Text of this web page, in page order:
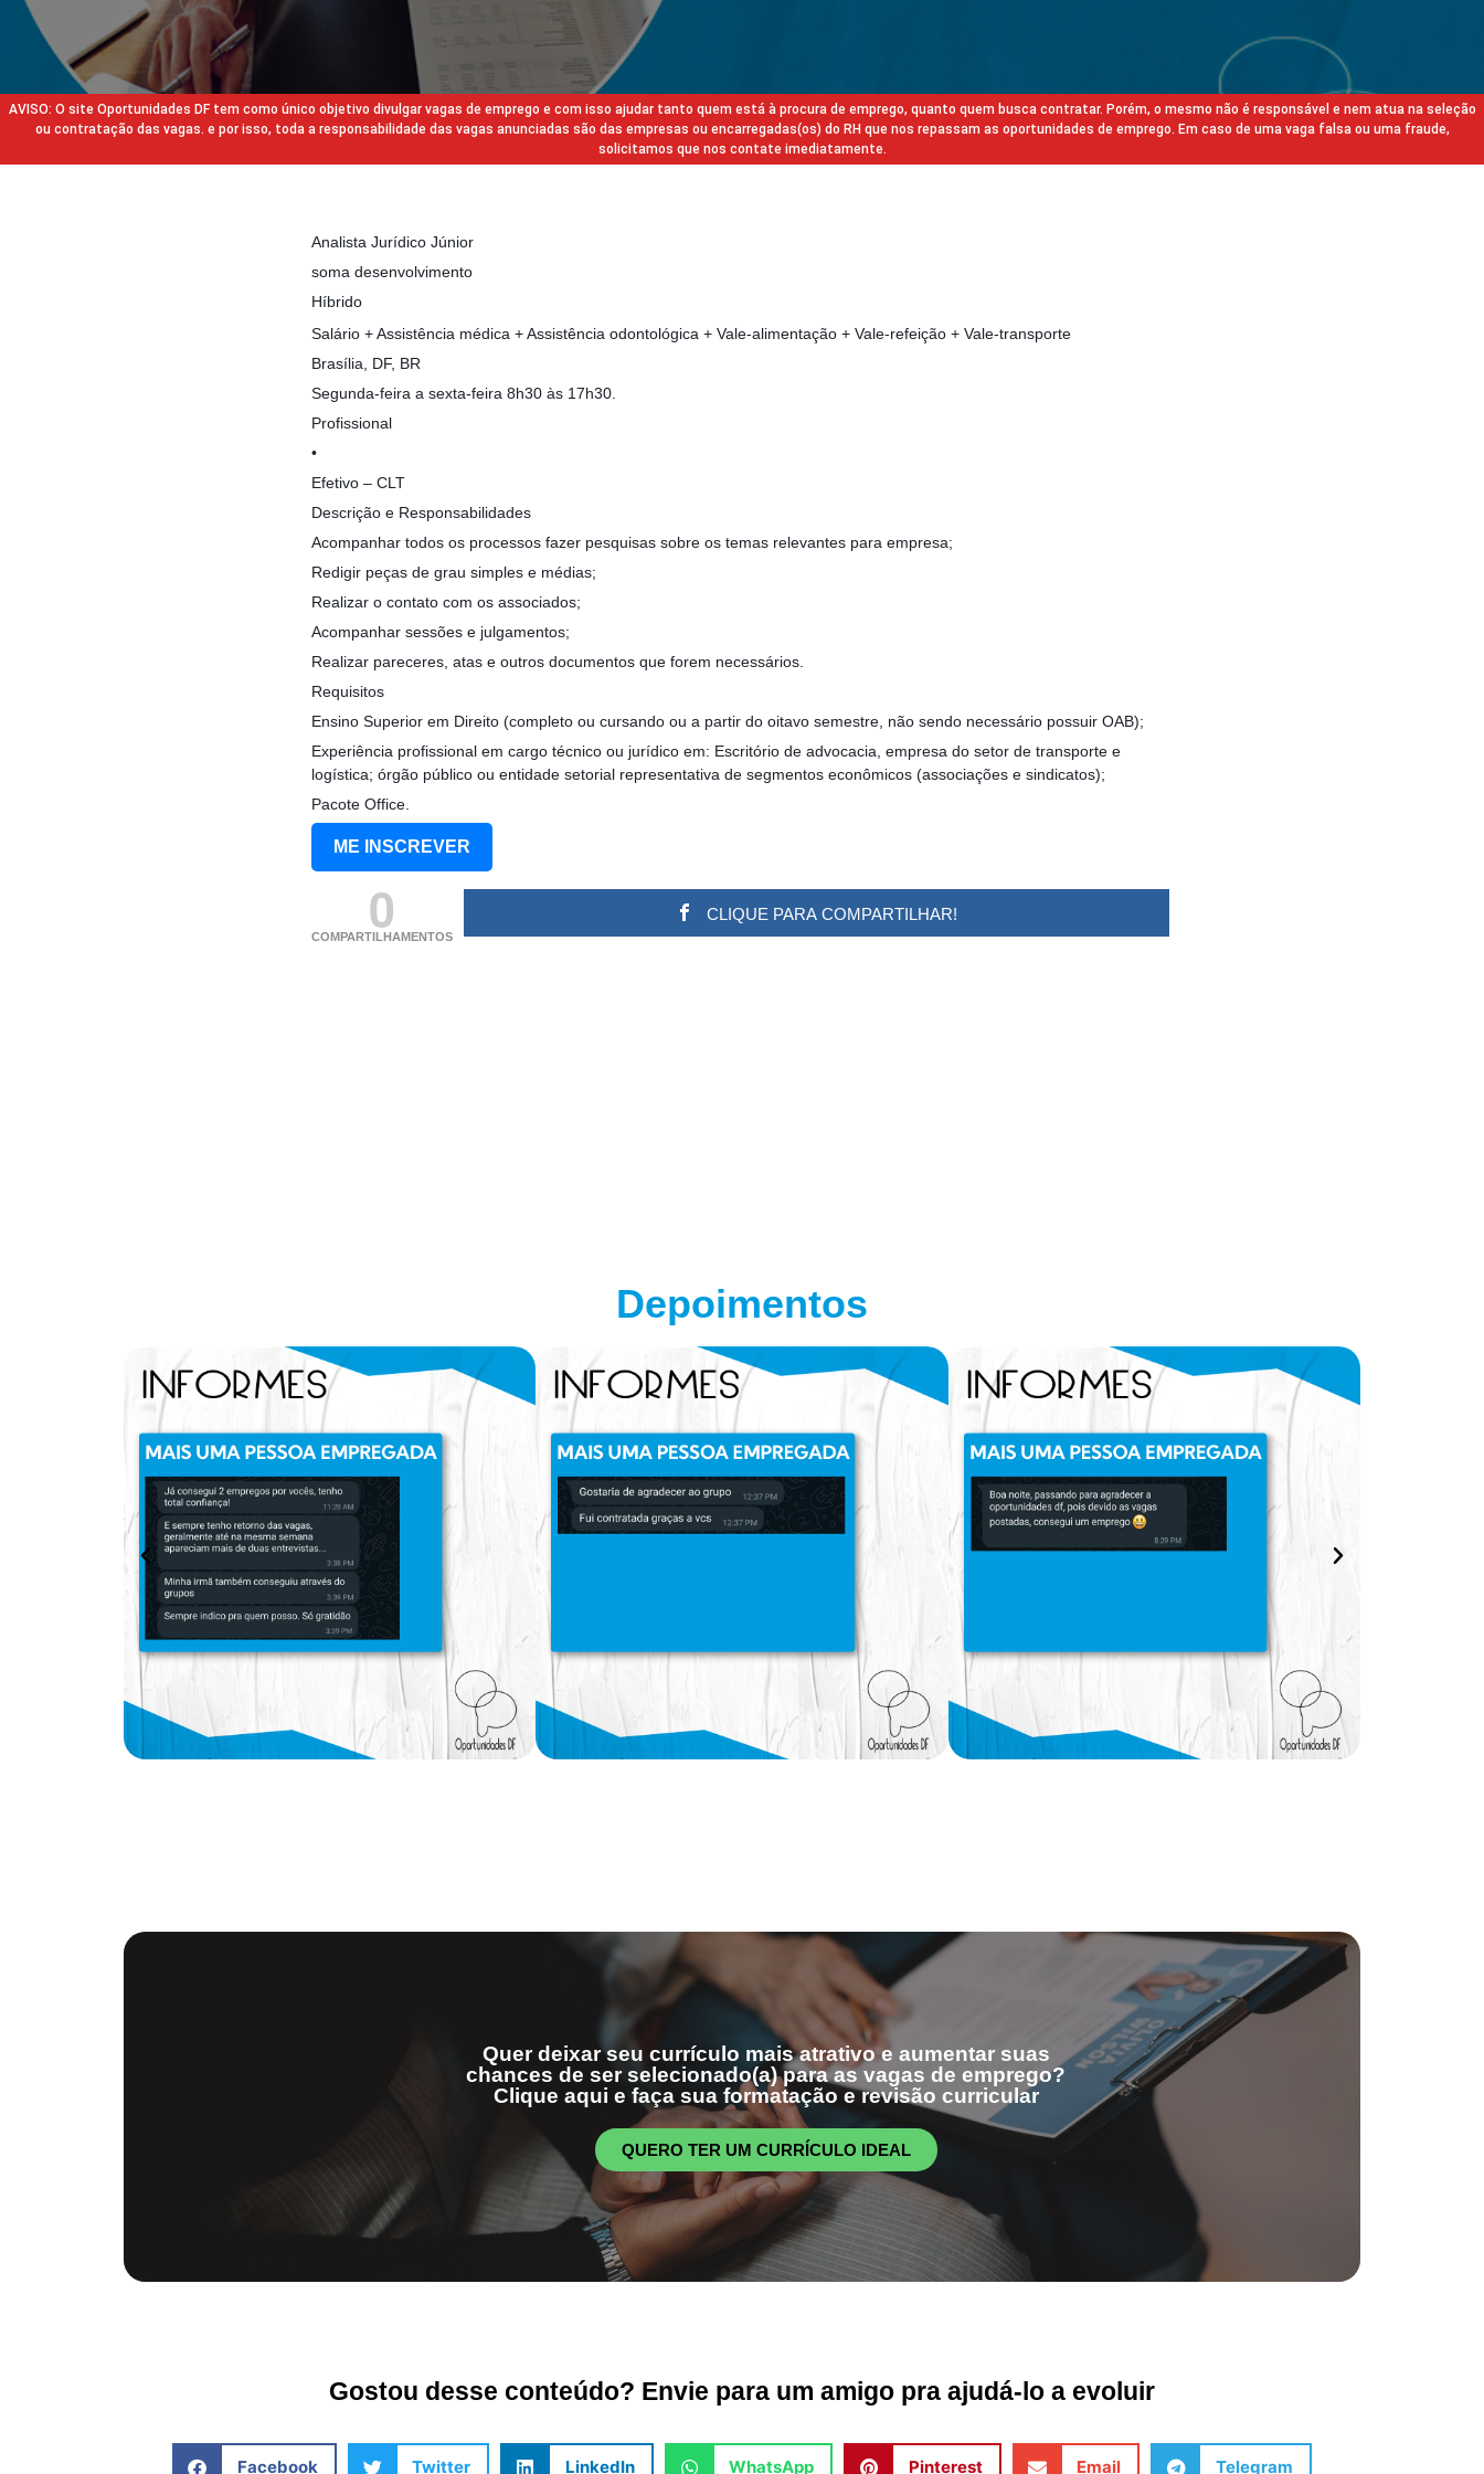
AVISO: O site Oportunidades DF tem como único objetivo divulgar vagas de emprego e com isso ajudar tanto quem está à procura de emprego, quanto quem busca contratar. Porém, o mesmo não é responsável e nem atua na seleção
ou contratação das vagas. e por isso, toda a responsabilidade das vagas anunciadas são das empresas ou encarregadas(os) do RH que nos repassam as oportunidades de emprego. Em caso de uma vaga falsa ou uma fraude,
solicitamos que nos contate imediatamente.
Analista Jurídico Júnior
soma desenvolvimento
Híbrido
Salário + Assistência médica + Assistência odontológica + Vale-alimentação + Vale-refeição + Vale-transporte
Brasília, DF, BR
Segunda-feira a sexta-feira 8h30 às 17h30.
Profissional
•
Efetivo – CLT
Descrição e Responsabilidades
Acompanhar todos os processos fazer pesquisas sobre os temas relevantes para empresa;
Redigir peças de grau simples e médias;
Realizar o contato com os associados;
Acompanhar sessões e julgamentos;
Realizar pareceres, atas e outros documentos que forem necessários.
Requisitos
Ensino Superior em Direito (completo ou cursando ou a partir do oitavo semestre, não sendo necessário possuir OAB);
Experiência profissional em cargo técnico ou jurídico em: Escritório de advocacia, empresa do setor de transporte e
logística; órgão público ou entidade setorial representativa de segmentos econômicos (associações e sindicatos);
Pacote Office.
ME INSCREVER
0
COMPARTILHAMENTOS
CLIQUE PARA COMPARTILHAR!
Depoimentos
Quer deixar seu currículo mais atrativo e aumentar suas
chances de ser selecionado(a) para as vagas de emprego?
Clique aqui e faça sua formatação e revisão curricular
QUERO TER UM CURRÍCULO IDEAL
Gostou desse conteúdo? Envie para um amigo pra ajudá-lo a evoluir
Facebook Twitter LinkedIn WhatsApp Pinterest Email Telegram